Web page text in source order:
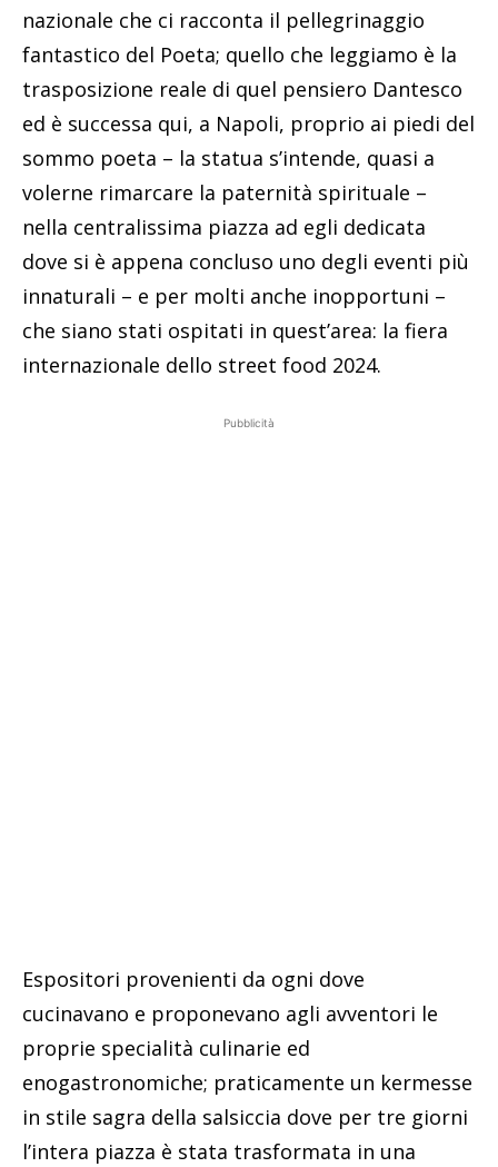
nazionale che ci racconta il pellegrinaggio
fantastico del Poeta; quello che leggiamo è la
trasposizione reale di quel pensiero Dantesco
ed è successa qui, a Napoli, proprio ai piedi del
sommo poeta – la statua s’intende, quasi a
volerne rimarcare la paternità spirituale –
nella centralissima piazza ad egli dedicata
dove si è appena concluso uno degli eventi più
innaturali – e per molti anche inopportuni –
che siano stati ospitati in quest’area: la fiera
internazionale dello street food 2024.
Pubblicità
Espositori provenienti da ogni dove
cucinavano e proponevano agli avventori le
proprie specialità culinarie ed
enogastronomiche; praticamente un kermesse
in stile sagra della salsiccia dove per tre giorni
l’intera piazza è stata trasformata in una